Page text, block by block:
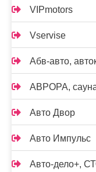
VIPmotors
Vservise
Абв-авто,
АВРОРА,
Авто Двор
Авто Импульс
Авто-дело+,